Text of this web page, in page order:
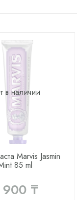
в наличии
Marvis Jasmin
85 ml
₸